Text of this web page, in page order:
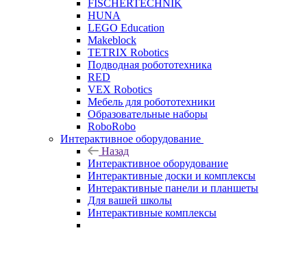
FISCHERTECHNIK
HUNA
LEGO Education
Makeblock
TETRIX Robotics
Подводная робототехника
RED
VEX Robotics
Мебель для робототехники
Образовательные наборы
RoboRobo
Интерактивное оборудование
Назад
Интерактивное оборудование
Интерактивные доски и комплексы
Интерактивные панели и планшеты
Для вашей школы
Интерактивные комплексы